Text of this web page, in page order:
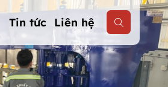
Tin tức Liên hệ